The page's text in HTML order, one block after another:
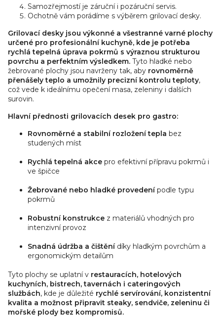
Samozřejmostí je záruční i pozáruční servis.
Ochotně vám porádíme s výběrem grilovací desky.
Grilovací desky jsou výkonné a všestranné varné plochy
určené pro profesionální kuchyně, kde je potřeba
rychlá tepelná úprava pokrmů s výraznou strukturou
povrchu a perfektním výsledkem. Tyto hladké nebo
žebrované plochy jsou navrženy tak, aby rovnoměrně
přenášely teplo a umožnily precizní kontrolu teploty,
což vede k ideálnímu opečení masa, zeleniny i dalších
surovin.
Hlavní přednosti grilovacích desek pro gastro:
Rovnoměrné a stabilní rozložení tepla bez
studených míst
Rychlá tepelná akce pro efektivní přípravu pokrmů i
ve špičce
Žebrované nebo hladké provedenípodle typu
pokrmů
Robustní konstrukce z materiálů vhodných pro
intenzivní provoz
Snadná údržba a čištěnídíky hladkým povrchům a
ergonomickým detailům
Tyto plochy se uplatní v restauracích, hotelových
kuchyních, bistrech, tavernách i cateringových
službách, kde je důležité rychlé servírování, konzistentní
kvalita a možnost připravit steaky, sendviče, zeleninu či
mořské plody bez kompromisů.